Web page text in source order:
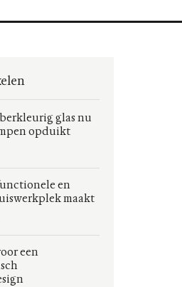
glas nu
opduikt
en
maakt
een